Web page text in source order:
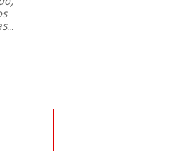
...